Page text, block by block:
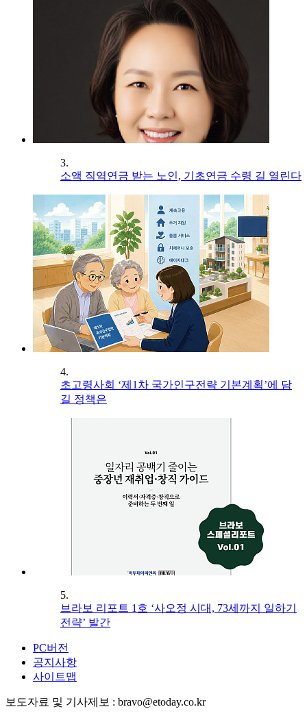
3.
소액 직역연금 받는 노인, 기초연금 수령 길 열린다
4.
초고령사회 ‘제1차 국가인구전략 기본계획’에 담
길 정책은
5.
브라보 리포트 1호 ‘사오정 시대, 73세까지 일하기
전략’ 발간
PC버전
공지사항
사이트맵
보도자료 및 기사제보 : bravo@etoday.co.kr